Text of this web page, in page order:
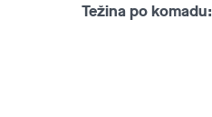
Težina po komadu: